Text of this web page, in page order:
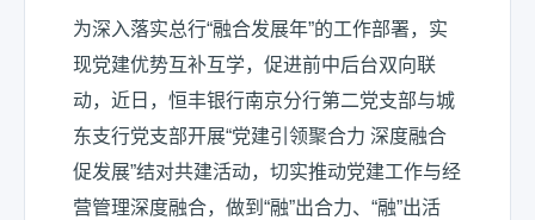
为深入落实总行“融合发展年”的工作部署，实
现党建优势互补互学，促进前中后台双向联
动，近日，恒丰银行南京分行第二党支部与城
东支行党支部开展“党建引领聚合力 深度融合
促发展”结对共建活动，切实推动党建工作与经
营管理深度融合，做到“融”出合力、“融”出活